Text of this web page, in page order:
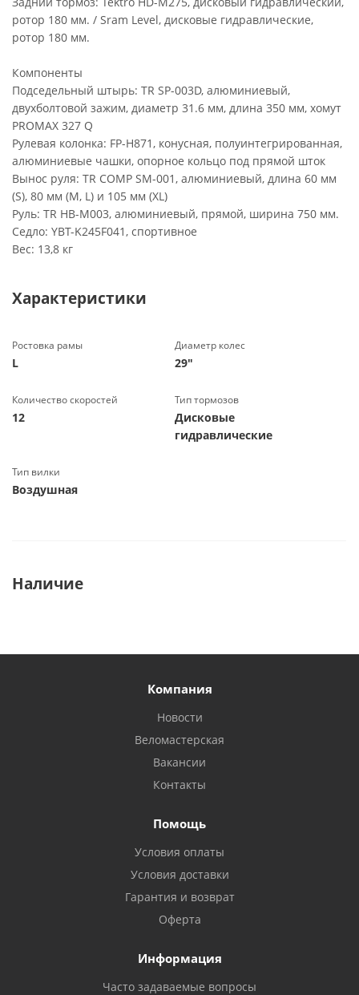
ротор 180 мм. / Sram Level, дисковые гидравлические,
ротор 180 мм.
Компоненты
Подседельный штырь: TR SP-003D, алюминиевый,
двухболтовой зажим, диаметр 31.6 мм, длина 350 мм, хомут
PROMAX 327 Q
Рулевая колонка: FP-H871, конусная, полуинтегрированная,
алюминиевые чашки, опорное кольцо под прямой шток
Вынос руля: TR COMP SM-001, алюминиевый, длина 60 мм
(S), 80 мм (M, L) и 105 мм (XL)
Руль: TR HB-M003, алюминиевый, прямой, ширина 750 мм.
Седло: YBT-K245F041, спортивное
Вес: 13,8 кг
Характеристики
Ростовка рамы
L
Диаметр колес
29"
Количество скоростей
12
Тип тормозов
Дисковые
гидравлические
Тип вилки
Воздушная
Наличие
Компания
Новости
Веломастерская
Вакансии
Контакты
Помощь
Условия оплаты
Условия доставки
Гарантия и возврат
Оферта
Информация
Часто задаваемые вопросы